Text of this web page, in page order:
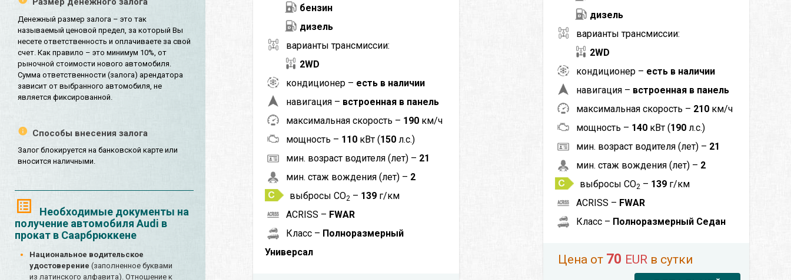
Размер денежного залога
Денежный размер залога – это так
называемый ценовой предел, за который Вы
несете ответственность и оплачиваете за свой
счет. Как правило – это минимум 10%, от
рыночной стоимости нового автомобиля.
Сумма ответственности (залога) арендатора
зависит от выбранного автомобиля, не
является фиксированной.
Способы внесения залога
Залог блокируется на банковской карте или
вносится наличными.
Необходимые документы на
получение автомобиля Audi в
прокат в Саарбрюккене
Национальное водительское
удостоверение (заполненное буквами
из латинского алфавита). Отношение к
бензин
дизель
варианты трансмиссии:
2WD
кондиционер – есть в наличии
навигация – встроенная в панель
максимальная скорость – 190 км/ч
мощность – 110 кВт (150л.с.)
мин. возраст водителя (лет) – 21
мин. стаж вождения (лет) – 2
выбросы CO2 – 139 г/км
ACRISS – FWAR
Класс – Полноразмерный
Универсал
дизель
варианты трансмиссии:
2WD
кондиционер – есть в наличии
навигация – встроенная в панель
максимальная скорость – 210 км/ч
мощность – 140 кВт (190л.с.)
мин. возраст водителя (лет) – 21
мин. стаж вождения (лет) – 2
выбросы CO2 – 139 г/км
ACRISS – FWAR
Класс – Полноразмерный Седан
Цена от 70 EUR в сутки